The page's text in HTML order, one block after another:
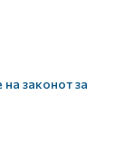
законот за